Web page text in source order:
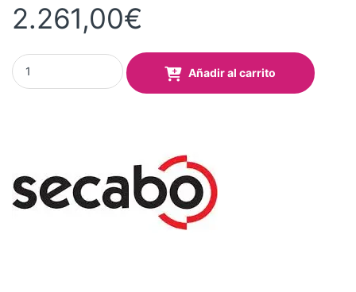
2.261,00€
Plotter de corte Secabo BladeX2 quantity
Añadir al carrito